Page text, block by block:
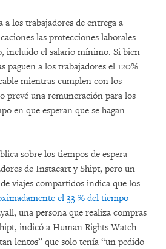
a los trabajadores de entrega a
las protecciones laborales
incluido el salario mínimo. Si bien
paguen a los trabajadores el 120%
mientras cumplen con los
prevé una remuneración para los
en que esperan que se hagan
sobre los tiempos de espera
de Instacart y Shipt, pero un
viajes compartidos indica que los
el 33 % del tiempo
una persona que realiza compras
indicó a Human Rights Watch
lentos” que solo tenía “un pedido